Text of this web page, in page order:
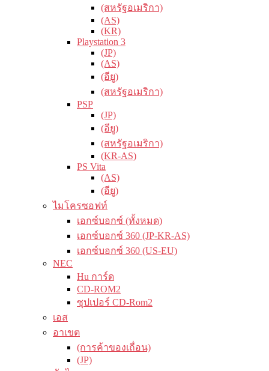
(สหรัฐอเมริกา)
(AS)
(KR)
Playstation 3
(JP)
(AS)
(อียู)
(สหรัฐอเมริกา)
PSP
(JP)
(อียู)
(สหรัฐอเมริกา)
(KR-AS)
PS Vita
(AS)
(อียู)
ไมโครซอฟท์
เอกซ์บอกซ์ (ทั้งหมด)
เอกซ์บอกซ์ 360 (JP-KR-AS)
เอกซ์บอกซ์ 360 (US-EU)
NEC
Hu การ์ด
CD-ROM2
ซุปเปอร์ CD-Rom2
เอส
อาเขต
(การค้าของเถื่อน)
(JP)